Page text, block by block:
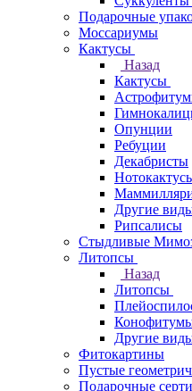
Подарочные
Моссариумы
Кактусы
Назад
Кактусы
Опунции
Ребуции
Декабристы
Другие
Рипсалисы
Стыдливые
Литопсы
Назад
Литопсы
Другие
Фитокартины
Пустые
Подарочные